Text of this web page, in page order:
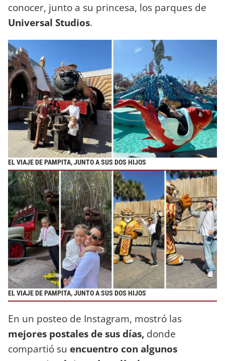
conocer, junto a su princesa, los parques de
Universal Studios.
EL VIAJE DE PAMPITA, JUNTO A SUS DOS HIJOS
EL VIAJE DE PAMPITA, JUNTO A SUS DOS HIJOS
En un posteo de Instagram, mostró las
mejores postales de sus días, donde
compartió su encuentro con algunos